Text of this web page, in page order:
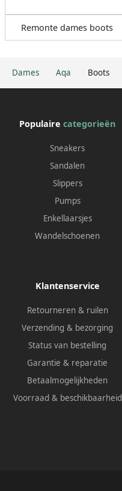
Dames Aqa Boots
Remonte dames boots
Populaire categorieën
Sneakers
Sandalen
Slippers
Pumps
Enkellaarsjes
Wandelschoenen
Klantenservice
Retourneren & ruilen
Verzending & bezorging
Status van bestelling
Garantie & reparatie
Betaalmogelijkheden
Voorraad & beschikbaarheid